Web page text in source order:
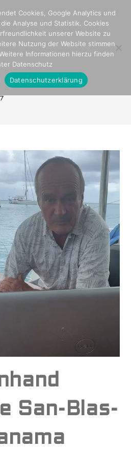
San-Blas-
Cookies, Google Analytics und
Analyse und Statistik. Cookies
unserer Website zu
Nutzung der Website stimmen
Informationen hierzu finden
Datenschutz
Datenschutzerklärung